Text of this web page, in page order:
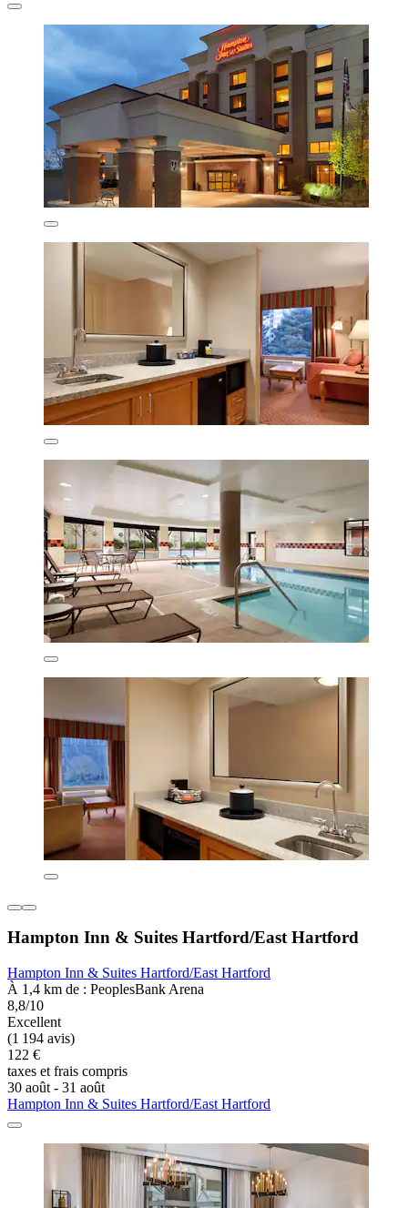
Hampton Inn & Suites Hartford/East Hartford
Hampton Inn & Suites Hartford/East Hartford
À 1,4 km de : PeoplesBank Arena
8,8/10
Excellent
(1 194 avis)
122 €
taxes et frais compris
30 août - 31 août
Hampton Inn & Suites Hartford/East Hartford